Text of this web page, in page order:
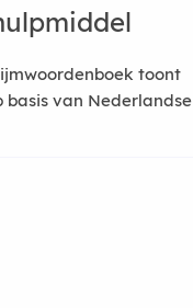
toont
basis van Nederlandse